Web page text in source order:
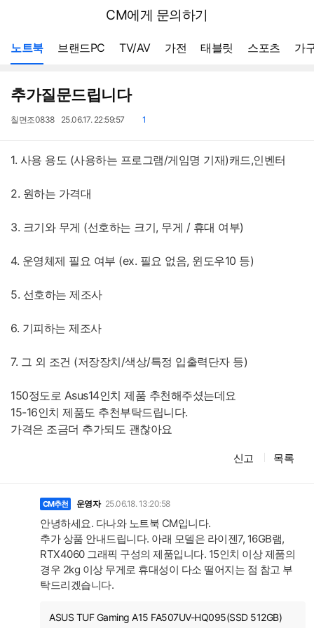
다나와
CM에게 문의하기
노트북 브랜드PC TV/AV 가전 태블릿 스포츠 가
추가질문드립니다
작
칠면조0838
작
25.06.17. 22:59:57
댓1
1. 사용 용도 (사용하는 프로그램/게임명 기재)캐드,인벤터
2. 원하는 가격대
3. 크기와 무게 (선호하는 크기, 무게 / 휴대 여부)
4. 운영체제 필요 여부 (ex. 필요 없음, 윈도우10 등)
5. 선호하는 제조사
6. 기피하는 제조사
7. 그 외 조건 (저장장치/색상/특정 입출력단자 등)
150정도로 Asus14인치 제품 추천해주셨는데요
15-16인치 제품도 추천부탁드립니다.
가격은 조금더 추가되도 괜찮아요
신고 목록
CM추천 운영자 25.06.18. 13:20:58
안녕하세요. 다나와 노트북 CM입니다.
추가 상품 안내드립니다. 아래 모델은 라이젠7, 16GB램,
RTX4060 그래픽 구성의 제품입니다. 15인치 이상 제품의
경우 2kg 이상 무게로 휴대성이 다소 떨어지는 점 참고 부
탁드리겠습니다.
ASUS TUF Gaming A15 FA507UV-HQ095(SSD 512GB)